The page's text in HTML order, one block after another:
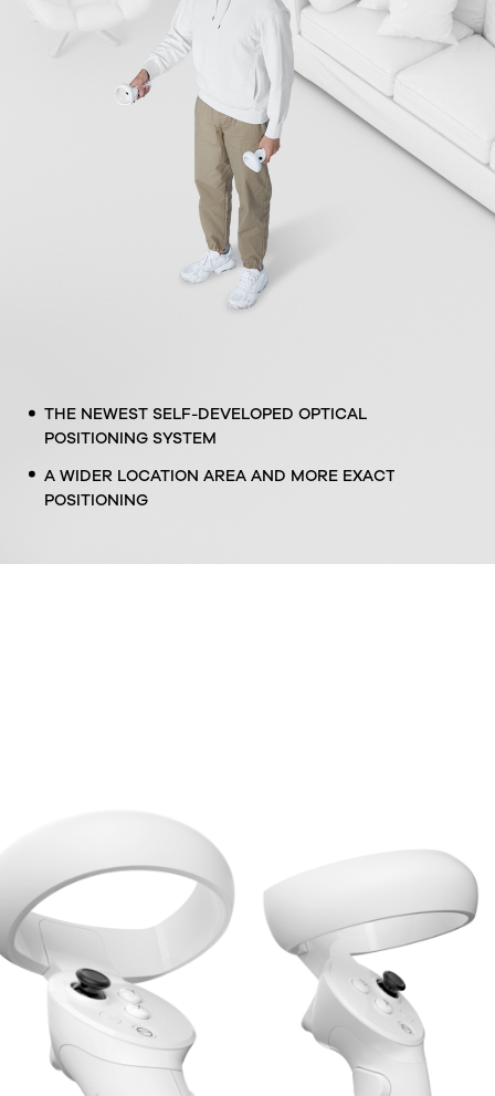
THE NEWEST SELF-DEVELOPED OPTICAL
POSITIONING SYSTEM
A WIDER LOCATION AREA AND MORE EXACT
POSITIONING
毫米级定位，超低延迟